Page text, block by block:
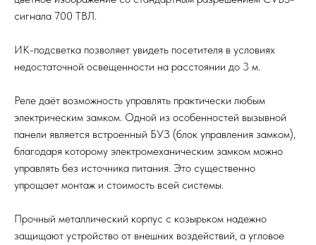
сигнала 700 ТВЛ.
ИК-подсветка позволяет увидеть посетителя в условиях
недостаточной освещенности на расстоянии до 3 м.
Реле даёт возможность управлять практически любым
электрическим замком. Одной из особенностей вызывной
панели является встроенный БУЗ (блок управления замком),
благодаря которому электромеханическим замком можно
управлять без источника питания. Это существенно
упрощает монтаж и стоимость всей системы.
Прочный металлический корпус с козырьком надежно
защищают устройство от внешних воздействий, а угловое